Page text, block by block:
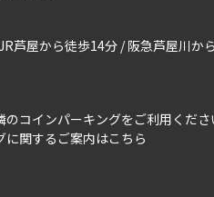
芦屋から徒歩14分 / 阪急芦屋川か
のコインパーキングをご利用くださ
に関するご案内はこちら